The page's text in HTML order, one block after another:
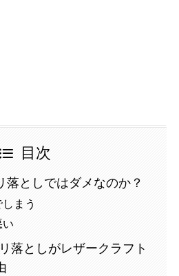
目次
落としではダメなのか？
まう
い
落としがレザークラフト